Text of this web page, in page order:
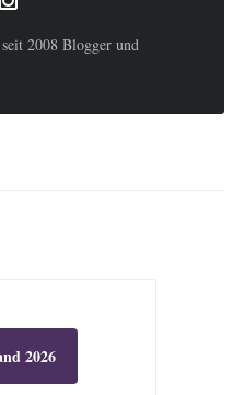
2008 Blogger und
2026